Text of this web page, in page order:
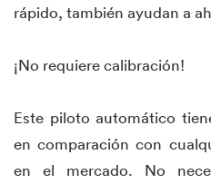
rápido, también ayudan a
¡No requiere calibración!
Este piloto automático
en comparación con
en el mercado. No